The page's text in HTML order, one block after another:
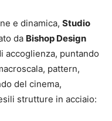
e dinamica, Studio
da Bishop Design
accoglienza, puntando
pattern,
del cinema,
strutture in acciaio: